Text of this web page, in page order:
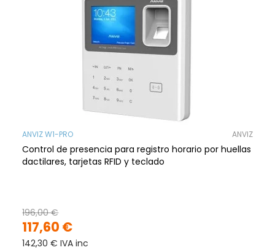
ANVIZ W1-PRO ANVIZ
Control de presencia para registro horario por huellas
dactilares, tarjetas RFID y teclado
117,60 €
196,00 €
142,30 € IVA inc